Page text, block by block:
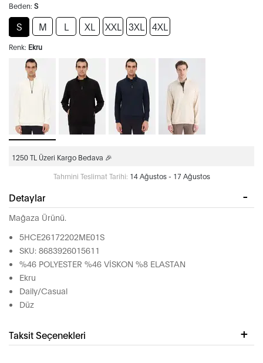
Beden: S
S M L XL XXL 3XL 4XL
Renk: Ekru
1250 TL Üzeri Kargo Bedava 🎉
Tahmini Teslimat Tarihi: 14 Ağustos - 17 Ağustos
Detaylar
Mağaza Ürünü.
5HCE26172202ME01S
SKU: 8683926015611
%46 POLYESTER %46 VİSKON %8 ELASTAN
Ekru
Daily/Casual
Düz
Taksit Seçenekleri